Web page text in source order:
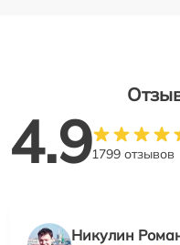
4.91799 отзывов
Никулин